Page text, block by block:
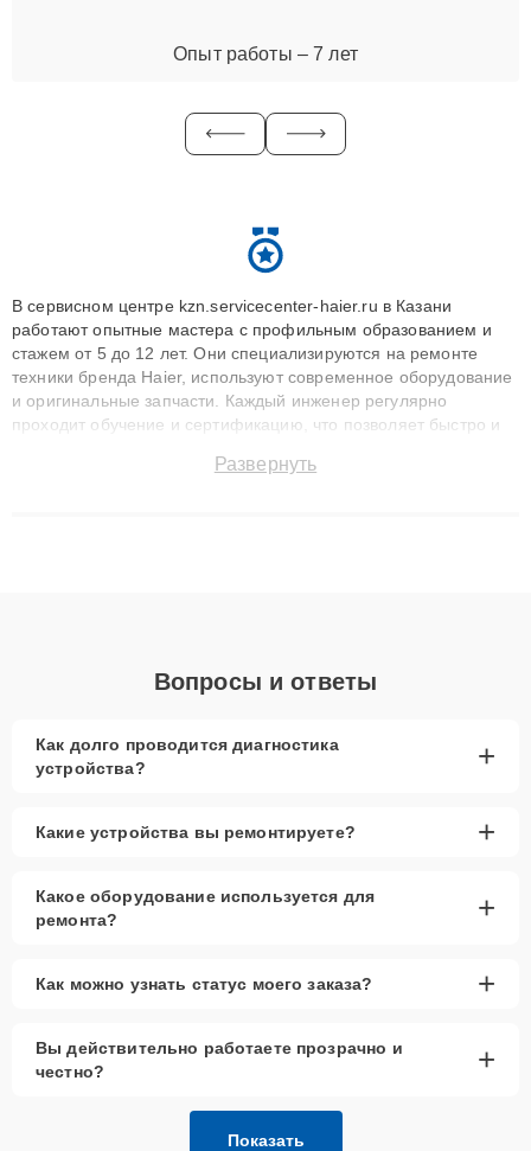
Опыт работы – 7 лет
В сервисном центре kzn.servicecenter-haier.ru в Казани
работают опытные мастера с профильным образованием и
стажем от 5 до 12 лет. Они специализируются на ремонте
техники бренда Haier, используют современное оборудование
и оригинальные запчасти. Каждый инженер регулярно
проходит обучение и сертификацию, что позволяет быстро и
сохранением гарантии до 3 лет. Наши мастера решают
Развернуть
Вопросы и ответы
Как долго проводится диагностика
устройства?
+
Какие устройства вы ремонтируете? +
Какое оборудование используется для
ремонта?
+
Как можно узнать статус моего заказа? +
Вы действительно работаете прозрачно и
честно?
+
Показать